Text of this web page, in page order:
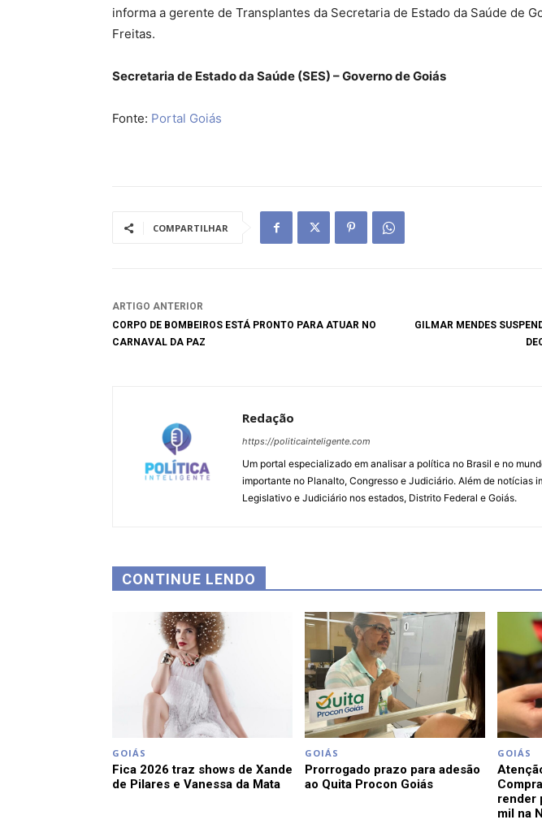
informa a gerente de Transplantes da Secretaria de Estado da Saúde de
Freitas.
Secretaria de Estado da Saúde (SES) – Governo de Goiás
Fonte: Portal Goiás
COMPARTILHAR
ARTIGO ANTERIOR
CORPO DE BOMBEIROS ESTÁ PRONTO PARA ATUAR NO
CARNAVAL DA PAZ
GILMAR MENDES
Redação
https://politicainteligente.com
Um portal especializado em analisar a política no Brasil e no
importante no Planalto, Congresso e Judiciário. Além de notícias
Legislativo e Judiciário nos estados, Distrito Federal e Goiás.
CONTINUE LENDO
GOIÁS
Fica 2026 traz shows de Xande
de Pilares e Vanessa da Mata
GOIÁS
Prorrogado prazo para adesão
ao Quita Procon Goiás
GOIÁS
render
mil na